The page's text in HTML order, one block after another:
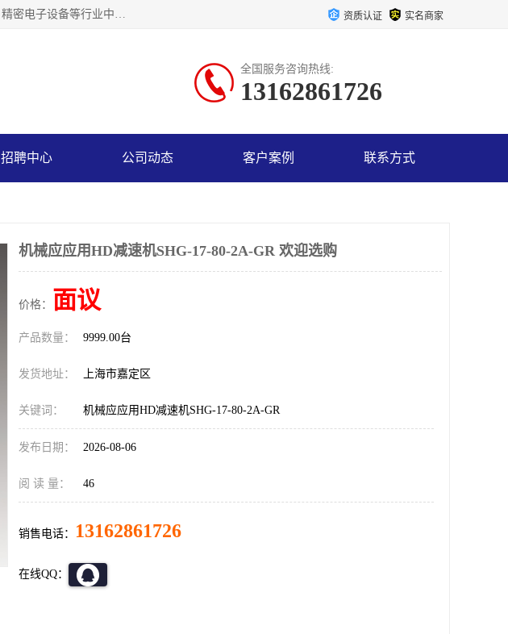
上海浜田实业有限公司专业致力于传动控制行业。面向工业机器人、半导体、机床、船舶、点胶、印刷、精密电子设备等行业中的运动控制技术。为日本哈默纳科（HarmonicDrive简称HD）中国地区定代理商，其生产的HarmonicDrive谐波减速机，具有轻量、小型、传动效率高、减速范围广、精度高等特点，被广泛应用于各种传动系统中。完善的技术，完善的售后，让您的选择无后顾之忧，欢迎您的来电洽谈！ 资质认证 实名商家
全国服务咨询热线:
13162861726
招聘中心 公司动态 客户案例 联系方式
机械应应用HD减速机SHG-17-80-2A-GR 欢迎选购
价格： 面议
产品数量： 9999.00台
发货地址： 上海市嘉定区
关键词： 机械应应用HD减速机SHG-17-80-2A-GR
发布日期： 2026-08-06
阅 读 量： 46
销售电话： 13162861726
在线QQ：